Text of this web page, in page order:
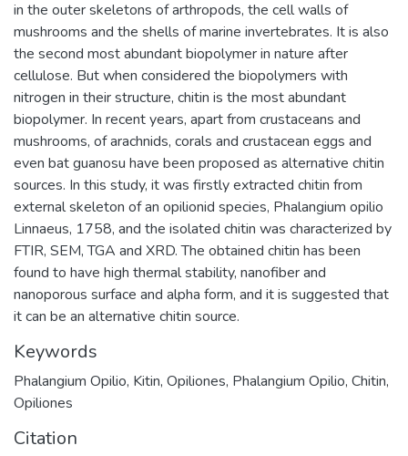
in the outer skeletons of arthropods, the cell walls of
mushrooms and the shells of marine invertebrates. It is also
the second most abundant biopolymer in nature after
cellulose. But when considered the biopolymers with
nitrogen in their structure, chitin is the most abundant
biopolymer. In recent years, apart from crustaceans and
mushrooms, of arachnids, corals and crustacean eggs and
even bat guanosu have been proposed as alternative chitin
sources. In this study, it was firstly extracted chitin from
external skeleton of an opilionid species, Phalangium opilio
Linnaeus, 1758, and the isolated chitin was characterized by
FTIR, SEM, TGA and XRD. The obtained chitin has been
found to have high thermal stability, nanofiber and
nanoporous surface and alpha form, and it is suggested that
it can be an alternative chitin source.
Keywords
Phalangium Opilio, Kitin, Opiliones, Phalangium Opilio, Chitin,
Opiliones
Citation